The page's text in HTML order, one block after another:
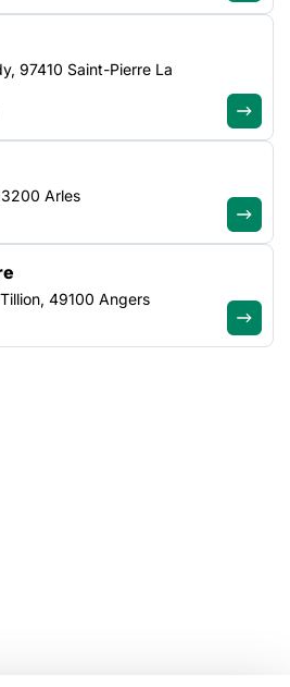
97410 Saint-Pierre La
Arles
49100 Angers